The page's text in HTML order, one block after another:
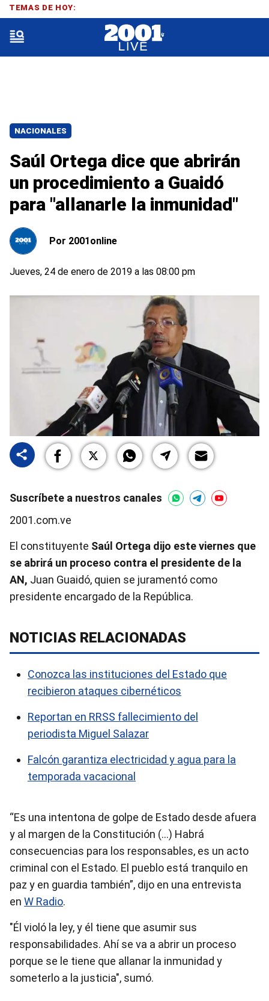
NACIONALES
Saúl Ortega dice que abrirán
un procedimiento a Guaidó
para "allanarle la inmunidad"
Por 2001online
Jueves, 24 de enero de 2019 a las 08:00 pm
Suscríbete a nuestros canales
2001.com.ve
El constituyente Saúl Ortega dijo este viernes que
se abrirá un proceso contra el presidente de la
AN, Juan Guaidó, quien se juramentó como
presidente encargado de la República.
NOTICIAS RELACIONADAS
Conozca las instituciones del Estado que
recibieron ataques cibernéticos
Reportan en RRSS fallecimiento del
periodista Miguel Salazar
Falcón garantiza electricidad y agua para la
temporada vacacional
“Es una intentona de golpe de Estado desde afuera
y al margen de la Constitución (…) Habrá
consecuencias para los responsables, es un acto
criminal con el Estado. El pueblo está tranquilo en
paz y en guardia también”, dijo en una entrevista
en W Radio.
"Él violó la ley, y él tiene que asumir sus
responsabilidades. Ahí se va a abrir un proceso
porque se le tiene que allanar la inmunidad y
someterlo a la justicia", sumó.
TEMAS DE HOY: